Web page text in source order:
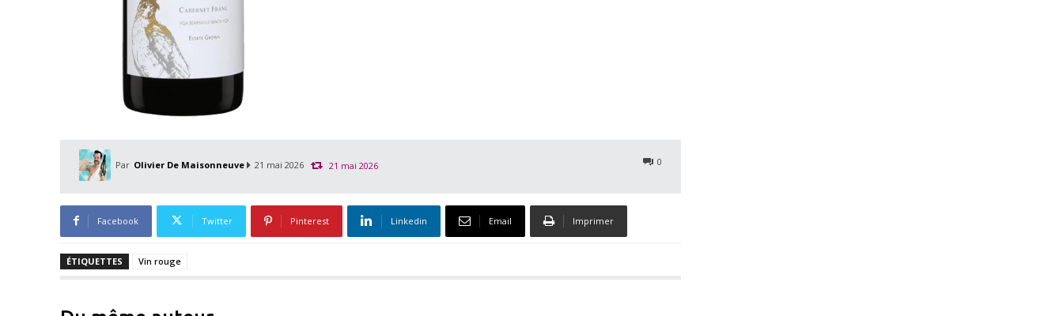
Par Olivier De Maisonneuve 21 mai 2026 0
21 mai 2026
Facebook Twitter Pinterest Linkedin Email Imprimer
ÉTIQUETTES Vin rouge